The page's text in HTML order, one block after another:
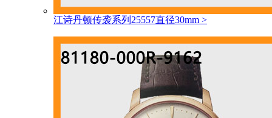
江诗丹顿传袭系列25557直径30mm >